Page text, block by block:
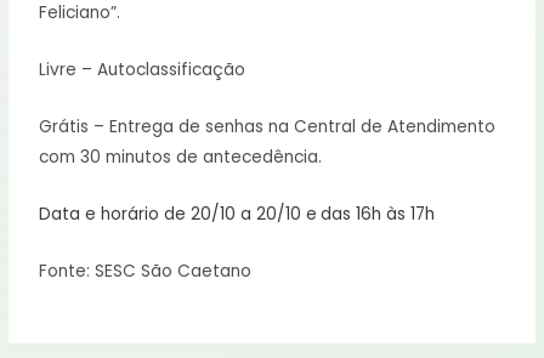
Feliciano”.
Livre – Autoclassificação
Grátis – Entrega de senhas na Central de Atendimento
com 30 minutos de antecedência.
Data e horário de 20/10 a 20/10 e das 16h às 17h
Fonte: SESC São Caetano